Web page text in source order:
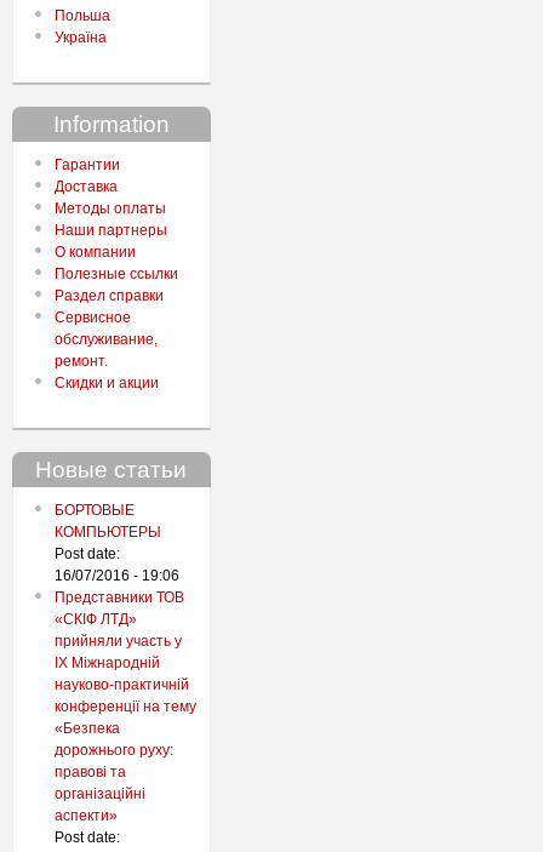
Польша
Україна
Information
Гарантии
Доставка
Методы оплаты
Наши партнеры
О компании
Полезные ссылки
Раздел справки
Сервисное
обслуживание,
ремонт.
Скидки и акции
Новые статьи
БОРТОВЫЕ
КОМПЬЮТЕРЫ
Post date:
16/07/2016 - 19:06
Представники ТОВ
«СКІФ ЛТД»
прийняли участь у
IX Міжнародній
науково-практичній
конференції на тему
«Безпека
дорожнього руху:
правові та
організаційні
аспекти»
Post date: